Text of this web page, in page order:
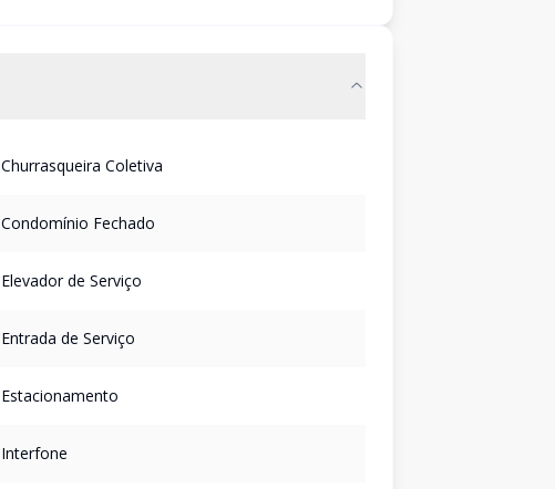
Churrasqueira Coletiva
Condomínio Fechado
Elevador de Serviço
Entrada de Serviço
Estacionamento
Interfone